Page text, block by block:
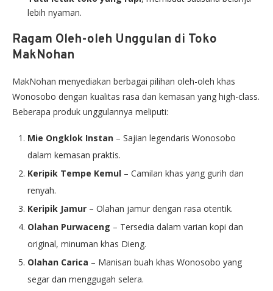
lebih nyaman.
Ragam Oleh-oleh Unggulan di Toko
MakNohan
MakNohan menyediakan berbagai pilihan oleh-oleh khas
Wonosobo dengan kualitas rasa dan kemasan yang high-class.
Beberapa produk unggulannya meliputi:
Mie Ongklok Instan – Sajian legendaris Wonosobo
dalam kemasan praktis.
Keripik Tempe Kemul – Camilan khas yang gurih dan
renyah.
Keripik Jamur – Olahan jamur dengan rasa otentik.
Olahan Purwaceng – Tersedia dalam varian kopi dan
original, minuman khas Dieng.
Olahan Carica – Manisan buah khas Wonosobo yang
segar dan menggugah selera.